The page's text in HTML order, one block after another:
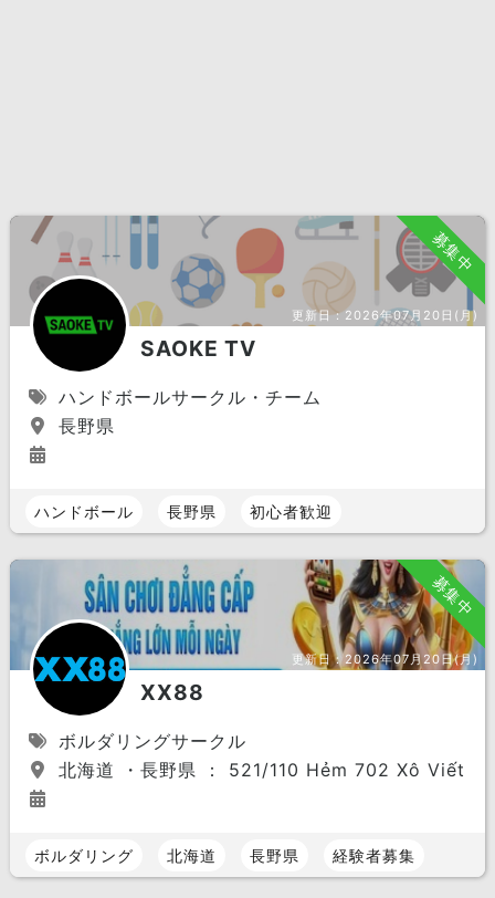
募集中
更新日：2026年07月20日(月)
SAOKE TV
ハンドボールサークル・チーム
長野県
ハンドボール 長野県 初心者歓迎
募集中
更新日： 2026年07月20日(月)
XX88
ボルダリングサークル
北海道 ・長野県 ： 521/110 Hẻm 702 Xô Viết
ボルダリング 北海道 長野県 経験者募集